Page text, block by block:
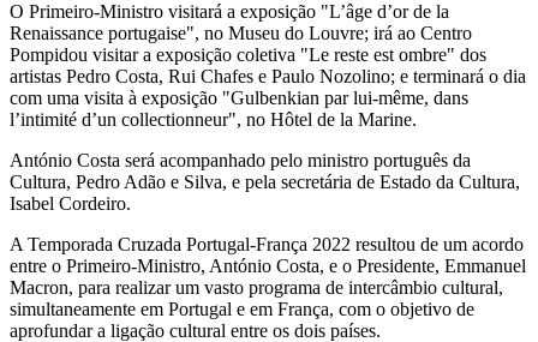
O Primeiro-Ministro visitará a exposição "L’âge d’or de la
Renaissance portugaise", no Museu do Louvre; irá ao Centro
Pompidou visitar a exposição coletiva "Le reste est ombre" dos
artistas Pedro Costa, Rui Chafes e Paulo Nozolino; e terminará o dia
com uma visita à exposição "Gulbenkian par lui-même, dans
l’intimité d’un collectionneur", no Hôtel de la Marine.
António Costa será acompanhado pelo ministro português da
Cultura, Pedro Adão e Silva, e pela secretária de Estado da Cultura,
Isabel Cordeiro.
A Temporada Cruzada Portugal-França 2022 resultou de um acordo
entre o Primeiro-Ministro, António Costa, e o Presidente, Emmanuel
Macron, para realizar um vasto programa de intercâmbio cultural,
simultaneamente em Portugal e em França, com o objetivo de
aprofundar a ligação cultural entre os dois países.